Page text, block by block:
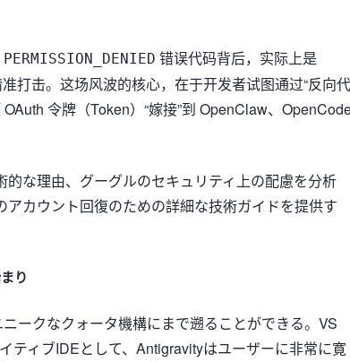
错误代码背后，实际上是
打击。这场风波的核心，在于开发者试图通过“反向代
令牌（Token）“嫁接”到 OpenClaw、
な理由、グーグルのセキュリティ上の配慮を分析
アカウント回復のための詳細な技術ガイドを提供す
り
ークなクォータ機構にまで遡ることができる。VS
ティブIDEとして、Antigravityはユーザーに非常に寛